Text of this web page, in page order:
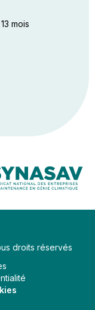
13 mois
droits réservés